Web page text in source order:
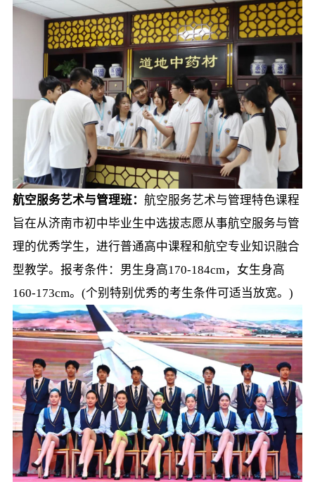
航空服务艺术与管理班： 航空服务艺术与管理特色课程
旨在从济南市初中毕业生中选拔志愿从事航空服务与管
理的优秀学生，进行普通高中课程和航空专业知识融合
型教学。报考条件：男生身高170-184cm，女生身高
160-173cm。(个别特别优秀的考生条件可适当放宽。)